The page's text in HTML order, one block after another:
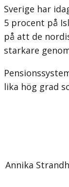
Sverige har
5 procent på
på att de
starkare
lika hög grad
Annika